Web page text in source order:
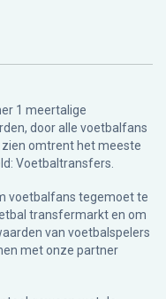
1 meertalige
door alle voetbalfans
omtrent het meeste
Voetbaltransfers.
voetbalfans tegemoet te
transfermarkt en om
van voetbalspelers
met onze partner